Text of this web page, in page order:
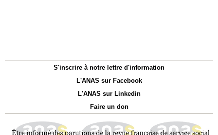
S'inscrire à notre lettre d'information
L'ANAS sur Facebook
L'ANAS sur Linkedin
Faire un don